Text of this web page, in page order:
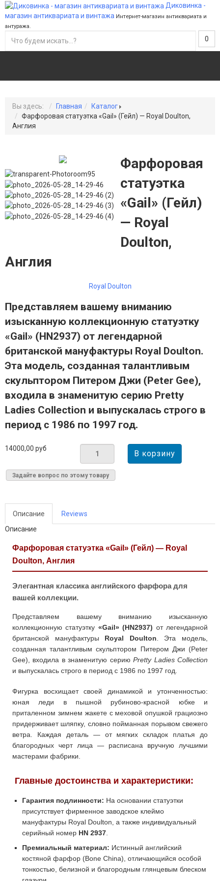
Диковинка -
магазин антиквариата и винтажа Интернет-магазин антиквариата и
антуража.
0
Вы здесь: Главная
Каталог
Фарфоровая статуэтка «Gail» (Гейл) — Royal Doulton,
Англия
Фарфоровая
статуэтка
«Gail» (Гейл)
— Royal
Doulton,
Англия
Royal Doulton
Представляем вашему вниманию
изысканную коллекционную статуэтку
«Gail» (HN2937) от легендарной
британской мануфактуры Royal Doulton.
Эта модель, созданная талантливым
скульптором Питером Джи (Peter Gee),
входила в знаменитую серию Pretty
Ladies Collection и выпускалась строго в
период с 1986 по 1997 год.
14000,00 руб
Задайте вопрос по этому товару
Описание
Reviews
Описание
Фарфоровая статуэтка «Gail» (Гейл) — Royal
Doulton, Англия
Элегантная классика английского фарфора для
вашей коллекции.
Представляем вашему вниманию изысканную
коллекционную статуэтку «Gail» (HN2937) от легендарной
британской мануфактуры Royal Doulton . Эта модель,
созданная талантливым скульптором Питером Джи (Peter
Gee), входила в знаменитую сериюPretty Ladies Collection
и выпускалась строго в период с 1986 по 1997 год.
Фигурка восхищает своей динамикой и утонченностью:
юная леди в пышной рубиново-красной юбке и
приталенном зимнем жакете с меховой опушкой грациозно
придерживает шляпку, словно пойманная порывом свежего
ветра. Каждая деталь — от мягких складок платья до
благородных черт лица — расписана вручную лучшими
мастерами фабрики.
Главные достоинства и характеристики:
Гарантия подлинности: На основании статуэтки
присутствует фирменное заводское клеймо
мануфактуры Royal Doulton, а также индивидуальный
серийный номер HN 2937
Премиальный материал: Истинный английский
костяной фарфор (Bone China), отличающийся особой
тонкостью, белизной и благородным глянцевым блеском